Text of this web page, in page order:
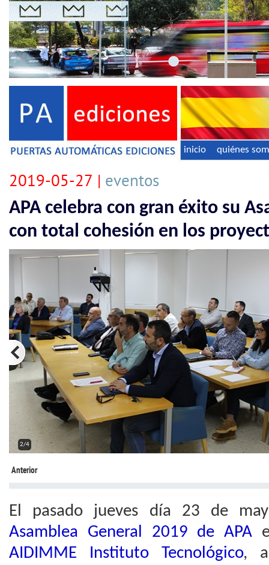
inicio quiénes
2019-05-27 | eventos
APA celebra con gran éxito su
con total cohesión en los
2/4
Anterior
El pasado jueves día 23 de
Asamblea General 2019 de APA
AIDIMME Instituto Tecnológico,